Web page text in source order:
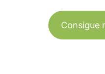
Consigue